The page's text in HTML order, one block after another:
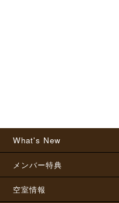
What's New
メンバー特典
空室情報